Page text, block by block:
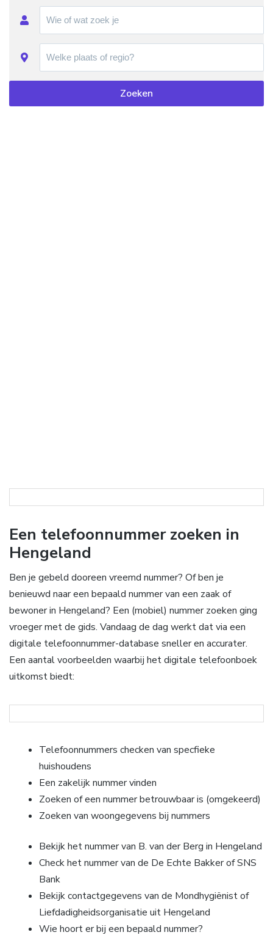
Een telefoonnummer zoeken in
Hengeland
Ben je gebeld dooreen vreemd nummer? Of ben je
benieuwd naar een bepaald nummer van een zaak of
bewoner in Hengeland? Een (mobiel) nummer zoeken ging
vroeger met de gids. Vandaag de dag werkt dat via een
digitale telefoonnummer-database sneller en accurater.
Een aantal voorbeelden waarbij het digitale telefoonboek
uitkomst biedt:
Telefoonnummers checken van specfieke
huishoudens
Een zakelijk nummer vinden
Zoeken of een nummer betrouwbaar is (omgekeerd)
Zoeken van woongegevens bij nummers
Bekijk het nummer van B. van der Berg in Hengeland
Check het nummer van de De Echte Bakker of SNS
Bank
Bekijk contactgegevens van de Mondhygiënist of
Liefdadigheidsorganisatie uit Hengeland
Wie hoort er bij een bepaald nummer?